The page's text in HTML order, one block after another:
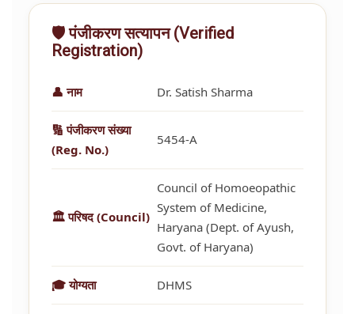
🛡️ पंजीकरण सत्यापन (Verified
Registration)
👤 नाम Dr. Satish Sharma
🔢 पंजीकरण संख्या
(Reg. No.)
5454-A
🏛️ परिषद (Council)
Council of Homoeopathic
System of Medicine,
Haryana (Dept. of Ayush,
Govt. of Haryana)
🎓 योग्यता DHMS